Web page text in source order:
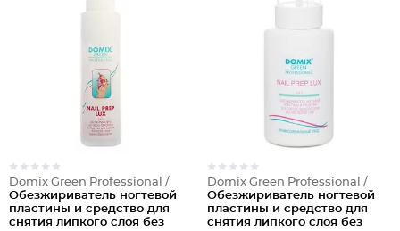
Domix Green Professional /
Обезжириватель ногтевой
пластины и средство для
снятия липкого слоя без
Domix Green Professional /
Обезжириватель ногтевой
пластины и средство для
снятия липкого слоя без